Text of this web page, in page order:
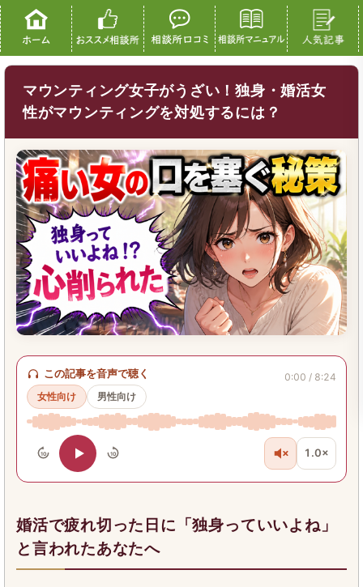
マウンティング女子がうざい！独身・婚活女
性がマウンティングを対処するには？
この記事を音声で聴く
0:00 / 8:24
女性向け
男性向け
10 10 1.0×
婚活で疲れ切った日に「独身っていいよね」
と言われたあなたへ